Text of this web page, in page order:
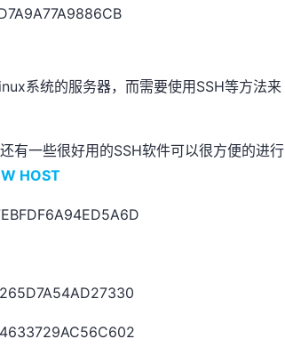
系统的服务器，而需要使用SSH等方法来
有一些很好用的SSH软件可以很方便的进行
HOST